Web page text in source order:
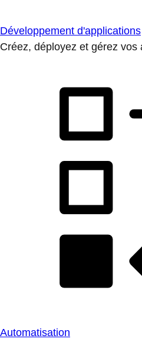
Développement d'applications
Créez, déployez et gérez vos
Automatisation